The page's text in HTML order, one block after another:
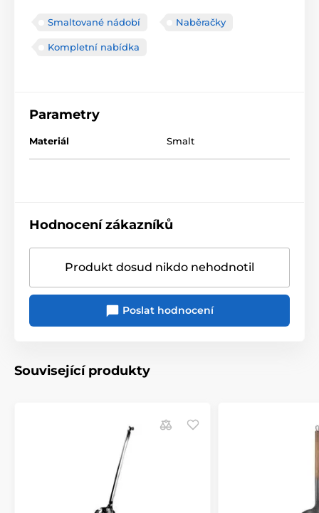
Smaltované nádobí Naběračky
Kompletní nabídka
Parametry
Materiál Smalt
Hodnocení zákazníků
Produkt dosud nikdo nehodnotil
Poslat hodnocení
Související produkty